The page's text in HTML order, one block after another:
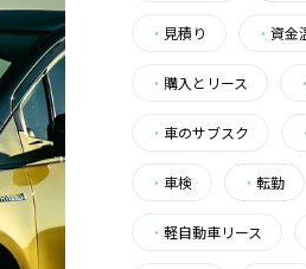
・ 見積り ・ 資金
・ 購入とリース ・
・ 車のサブスク
・ 車検 ・ 転勤
・ 軽自動車リース